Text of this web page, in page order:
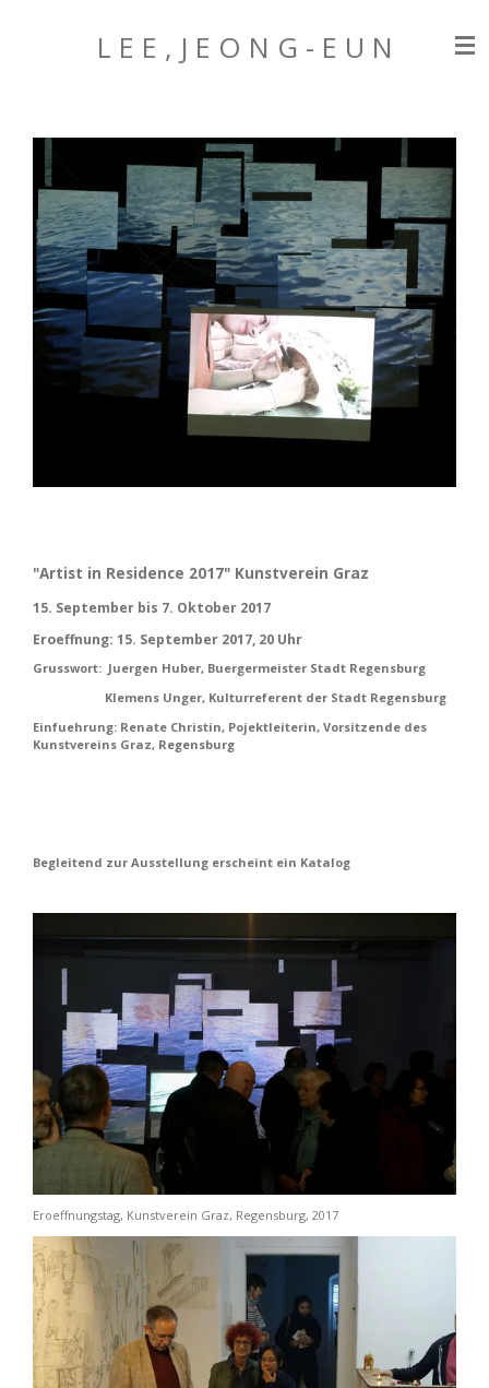
L E E , J E O N G - E U N
"Artist in Residence 2017" Kunstverein Graz
15. September bis 7. Oktober 2017
Eroeffnung: 15. September 2017, 20 Uhr
Grusswort: Juergen Huber, Buergermeister Stadt Regensburg
Klemens Unger, Kulturreferent der Stadt Regensburg
Einfuehrung: Renate Christin, Pojektleiterin, Vorsitzende des
Kunstvereins Graz, Regensburg
Begleitend zur Ausstellung erscheint ein Katalog
Eroeffnungstag, Kunstverein Graz, Regensburg, 2017